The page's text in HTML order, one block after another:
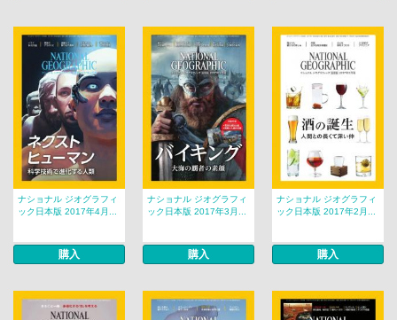
ナショナル ジオグラフィ
ック日本版 2017年4月...
購入
ナショナル ジオグラフィ
ック日本版 2017年3月...
購入
ナショナル ジオグラフィ
ック日本版 2017年2月...
購入